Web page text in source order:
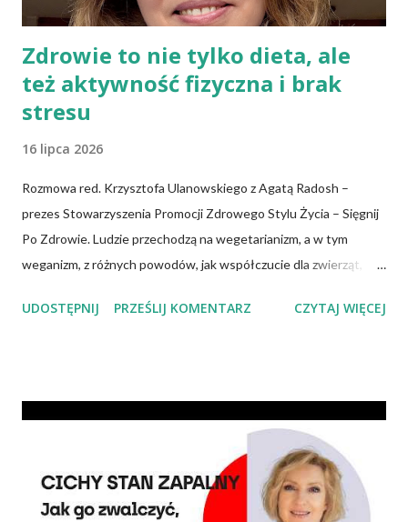
Zdrowie to nie tylko dieta, ale
też aktywność fizyczna i brak
stresu
16 lipca 2026
Rozmowa red. Krzysztofa Ulanowskiego z Agatą Radosh –
prezes Stowarzyszenia Promocji Zdrowego Stylu Życia – Sięgnij
Po Zdrowie. Ludzie przechodzą na wegetarianizm, a w tym
weganizm, z różnych powodów, jak współczucie dla zwierząt,
Wiadomo, że czerwone mięso zwiększa ryzyko nowotworów,
składników? Talerz, nie słupki Albo inaczej – czy przechodząc na
wegetarianizm, a zwłaszcza weganizm, trzeba się liczyć z tym, że
wszystkie składniki będzie się skrupulatnie sumowało w
słupkach? – Nie ma takiej potrzeby – uspokaja Agata Radosh,
UDOSTĘPNIJ PRZEŚLIJ KOMENTARZ CZYTAJ WIĘCEJ